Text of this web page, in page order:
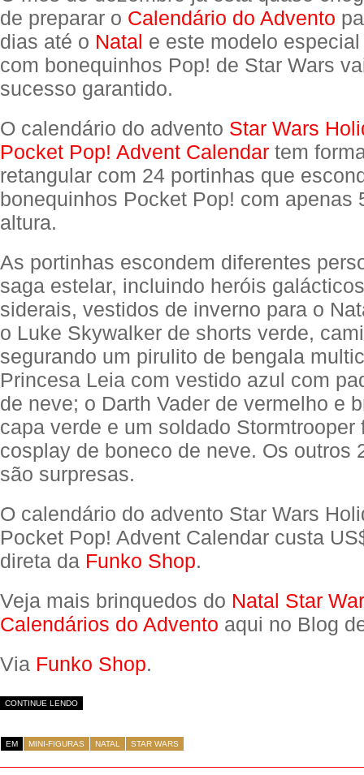
de preparar o Calendário do Advento
dias até o Natal e este modelo
com bonequinhos Pop! de Star Wars
sucesso garantido.
O calendário do advento Star Wars
Pocket Pop! Advent Calendar tem
retangular com 24 portinhas que
bonequinhos Pocket Pop! com apenas
altura.
As portinhas escondem diferentes
saga estelar, incluindo heróis
siderais, vestidos de inverno para o
o Luke Skywalker de shorts verde,
segurando um pirulito de bengala
Princesa Leia com vestido azul com
de neve; o Darth Vader de vermelho e
capa verde e um soldado Stormtrooper
cosplay de boneco de neve. Os outros
são surpresas.
O calendário do advento Star Wars
Pocket Pop! Advent Calendar custa
direta da Funko Shop.
Veja mais brinquedos do Natal Star
Calendários do Advento aqui no Blog
Via Funko Shop.
CONTINUE LENDO
EM MINI-FIGURAS NATAL STAR WARS